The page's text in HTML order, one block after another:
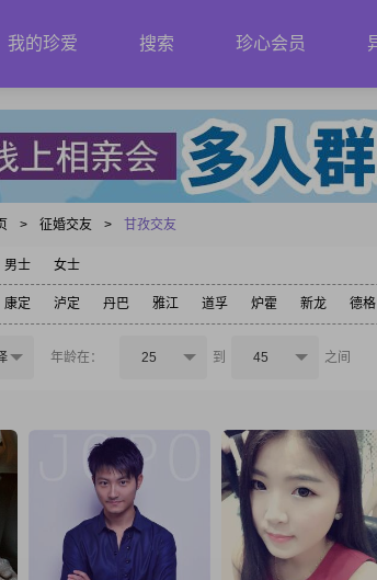
我的珍爱 搜索 珍心会员
> 征婚交友 > 甘孜交友
男士 女士
康定 泸定 丹巴 雅江 道孚 炉霍 新龙 德格
年龄在： 25 到 45 之间